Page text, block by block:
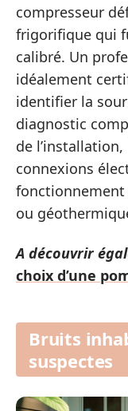
compresseur
frigorifique qui
calibré. Un
idéalement
identifier la
diagnostic
de
connexions
fonctionnement
ou
A découvrir
choix d’une
Bruits
suspectes